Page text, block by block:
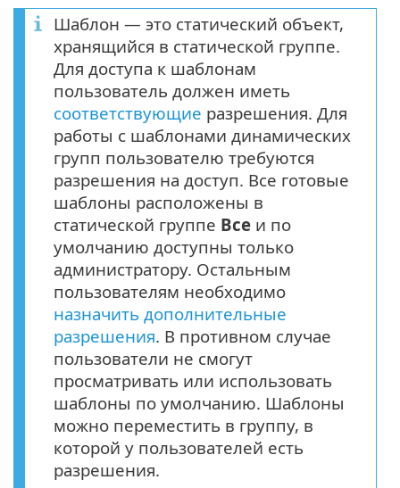
Шаблон — это статический объект,
хранящийся в статической группе.
Для доступа к шаблонам
пользователь должен иметь
соответствующие разрешения. Для
работы с шаблонами динамических
групп пользователю требуются
разрешения на доступ. Все готовые
шаблоны расположены в
статической группе Все и по
умолчанию доступны только
администратору. Остальным
пользователям необходимо
назначить дополнительные
разрешения. В противном случае
пользователи не смогут
просматривать или использовать
шаблоны по умолчанию. Шаблоны
можно переместить в группу, в
которой у пользователей есть
разрешения.